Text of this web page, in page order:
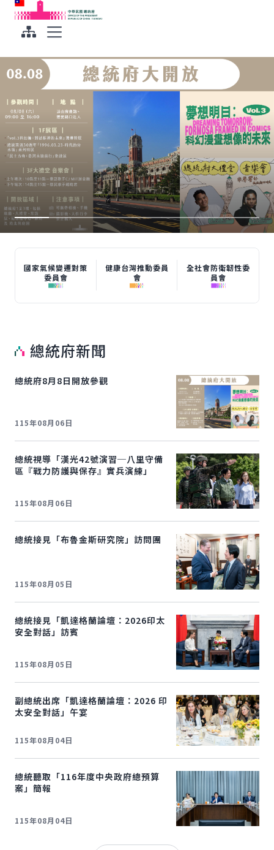
跳到主要內容
中華民國總統府
總統接見美國聯邦眾院外交委員會亞太小組主席
金映玉訪問團網路直播，歡迎收看！
「總統盃 2026 無人機競賽」活動公布記者會，
歡迎收看！
總統主持氣候變遷對策委員會第8次委員會議
期盼透過三項核心戰略 讓臺灣永續發展
國家氣候變遷對策委員會第8次委員會議網路直
播，歡迎收看！
國家氣候變遷對策委員會第8次委員會議會後記
者會網路直播，歡迎收看！
國家氣候變遷對策
委員會
健康台灣推動委員
會
全社會防衛韌性委
員會
總統府新聞
115年08月06日
總統府8月 8日開放參觀
115年08月06日
總統視導「漢光42號演習─八里守備
區『戰力防護與保存』實兵演練」
115年08月05日
總統接見「布魯金斯研究院」訪問團
115年08月05日
總統接見「凱達格蘭論壇：2026印太
安全對話」訪賓
115年08月04日
副總統出席「凱達格蘭論壇：2026 印
太安全對話」午宴
115年08月04日
總統聽取「116年度中央政府總預算
案」簡報